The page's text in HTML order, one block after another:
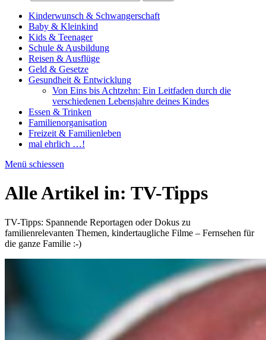
Kinderwunsch & Schwangerschaft
Baby & Kleinkind
Kids & Teenager
Schule & Ausbildung
Reisen & Ausflüge
Geld & Gesetze
Gesundheit & Entwicklung
Von Eins bis Achtzehn: Ein Leitfaden durch die
verschiedenen Lebensjahre deines Kindes
Essen & Trinken
Familienorganisation
Freizeit & Familienleben
mal ehrlich …!
Menü schiessen
Alle Artikel in: TV-Tipps
TV-Tipps: Spannende Reportagen oder Dokus zu
familienrelevanten Themen, kindertaugliche Filme – Fernsehen für
die ganze Familie :-)